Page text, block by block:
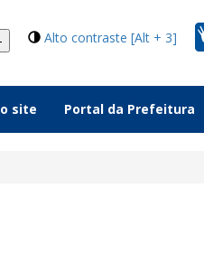
Alto contraste [Alt + 3]
site Portal da Prefeitura